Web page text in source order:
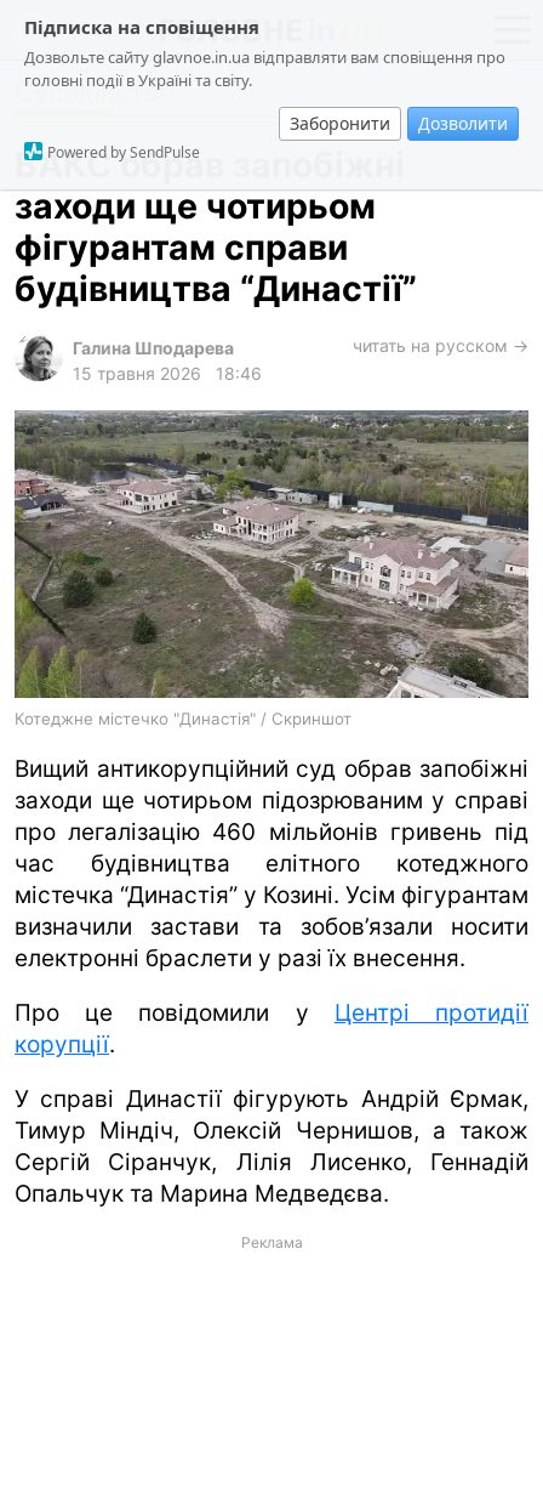
Підписка на сповіщення
Дозвольте сайту glavnoe.in.ua відправляти вам сповіщення про
головні події в Україні та світу.
Заборонити Дозволити
Powered by SendPulse
новини
про проєкт
суспільство
події
кримінал
техно
харків
архів
gambling
ua ru en
Суспільство
ВАКС обрав запобіжні
заходи ще чотирьом
фігурантам справи
будівництва “Династії”
Галина Шподарева
15 травня 2026
18:46
читать на русском →
Котеджне містечко "Династія" / Скриншот
Вищий антикорупційний суд обрав запобіжні
заходи ще чотирьом підозрюваним у справі
про легалізацію 460 мільйонів гривень під
час будівництва елітного котеджного
містечка “Династія” у Козині. Усім фігурантам
визначили застави та зобов’язали носити
електронні браслети у разі їх внесення.
Про це повідомили у Центрі протидії
корупції.
У справі Династії фігурують Андрій Єрмак,
Тимур Міндіч, Олексій Чернишов, а також
Сергій Сіранчук, Лілія Лисенко, Геннадій
Опальчук та Марина Медведєва.
Реклама